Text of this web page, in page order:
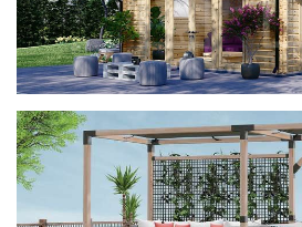
фотогалерея
ДОМИКИ